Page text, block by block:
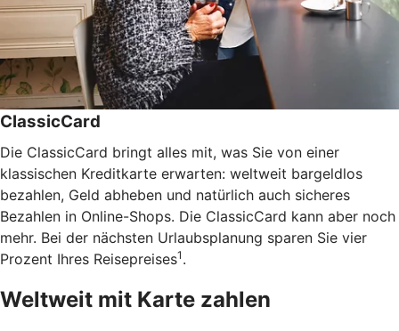
ClassicCard
Die ClassicCard bringt alles mit, was Sie von einer
klassischen Kreditkarte erwarten: weltweit bargeldlos
bezahlen, Geld abheben und natürlich auch sicheres
Bezahlen in Online-Shops. Die ClassicCard kann aber noch
mehr. Bei der nächsten Urlaubsplanung sparen Sie vier
Prozent Ihres Reisepreises1 .
Weltweit mit Karte zahlen